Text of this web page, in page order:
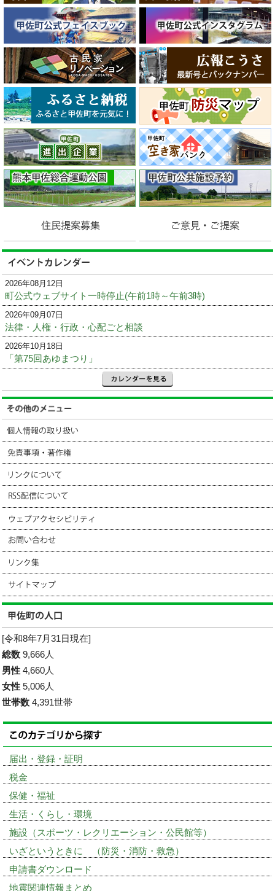
2026年08月12日
町公式ウェブサイト一時停止(午前1時～午前3時)
2026年09月07日
法律・人権・行政・心配ごと相談
2026年10月18日
「第75回あゆまつり」
[令和8年7月31日現在]
総数 9,666人
男性 4,660人
女性 5,006人
世帯数 4,391世帯
届出・登録・証明
税金
保健・福祉
生活・くらし・環境
施設（スポーツ・レクリエーション・公民館等）
いざというときに （防災・消防・救急）
申請書ダウンロード
地震関連情報まとめ